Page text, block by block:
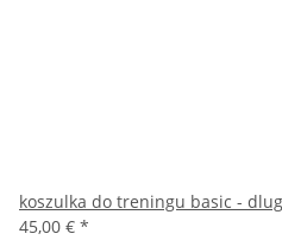
koszulka do treningu basic -
45,00 € *